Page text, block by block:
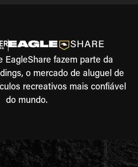
EagleShare fazem parte da
o mercado de aluguel de
recreativos mais confiável
do mundo.